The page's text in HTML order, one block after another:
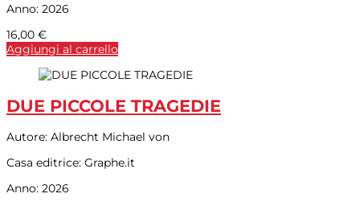
Anno: 2026
16,00 €
Aggiungi al carrello
DUE PICCOLE TRAGEDIE
Autore: Albrecht Michael von
Casa editrice: Graphe.it
Anno: 2026